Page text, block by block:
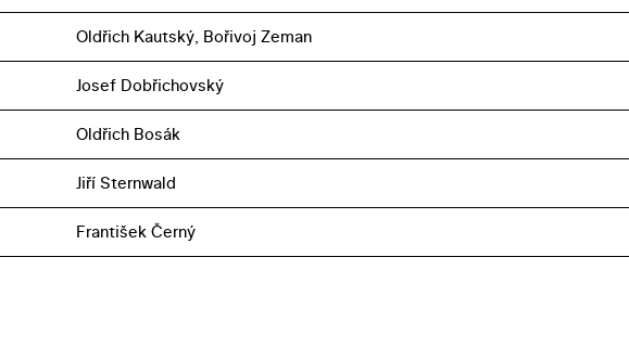
Oldřich Kautský, Bořivoj Zeman
Josef Dobřichovský
Oldřich Bosák
Jiří Sternwald
František Černý